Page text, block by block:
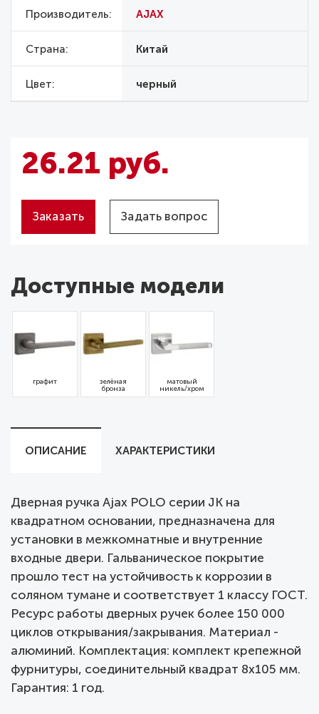
Производитель AJAX
Страна Китай
Цвет черный
26.21 руб.
Заказать Задать вопрос
Доступные модели
графит
зелёная
бронза
матовый
никель/хром
ОПИСАНИЕ ХАРАКТЕРИСТИКИ
Дверная ручка Ajax POLO серии JK на
квадратном основании, предназначена для
установки в межкомнатные и внутренние
входные двери. Гальваническое покрытие
прошло тест на устойчивость к коррозии в
соляном тумане и соответствует 1 классу ГОСТ.
Ресурс работы дверных ручек более 150 000
циклов открывания/закрывания. Материал -
алюминий. Комплектация: комплект крепежной
фурнитуры, соединительный квадрат 8x105 мм.
Гарантия: 1 год.